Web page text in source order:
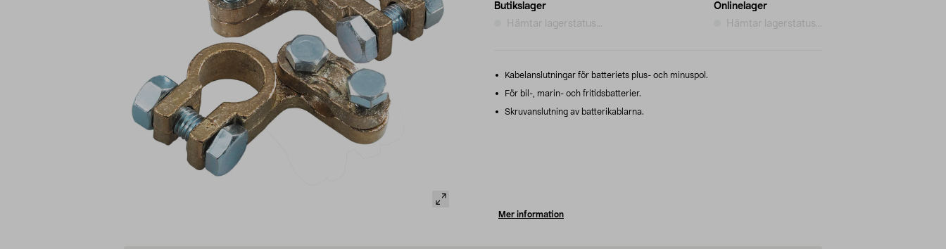
Butikslager
Hämtar lagerstatus...
Onlinelager
Hämtar lagerstatus...
Kabelanslutningar för batteriets plus- och minuspol.
För bil-, marin- och fritidsbatterier.
Skruvanslutning av batterikablarna.
Mer information